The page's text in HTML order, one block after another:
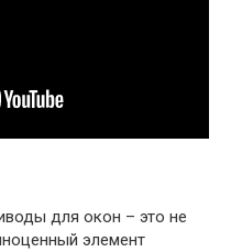
для окон – это не
элемент